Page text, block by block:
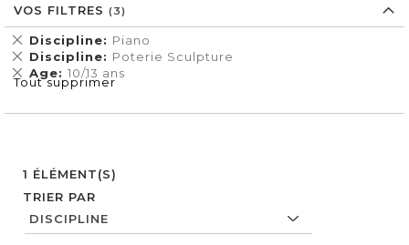
1 ÉLÉMENT(S)
TRIER PAR
VOS FILTRES
Discipline Piano
Supprimer
cet
Élément
Discipline Poterie Sculpture
Supprimer
cet
Élément
Age 10/13 ans
Supprimer
cet
Tout supprimer